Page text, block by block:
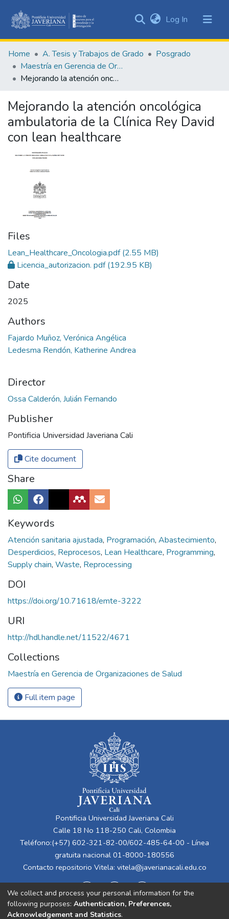
&
Collections
Statistics
Log In (current)
Home A. Tesis y Trabajos de Grado
Posgrado
Maestría en Gerencia de Organizaciones de Salud
Mejorando la atención oncológica ambulatoria de la Clínica Rey David con lean healthcare
Mejorando la atención oncológica
ambulatoria de la Clínica Rey David
con lean healthcare
Files
Lean_Healthcare_Oncologia.pdf(2.55 MB)
Licencia_autorizacion. pdf(192.95 KB)
Date
2025
Authors
Fajardo Muñoz, Verónica Angélica
Ledesma Rendón, Katherine Andrea
Director
Ossa Calderón, Julián Fernando
Publisher
Pontificia Universidad Javeriana Cali
Cite document
Share
Keywords
Atención sanitaria ajustada, Programación, Abastecimiento,
Desperdicios, Reprocesos, Lean Healthcare, Programming,
Supply chain, Waste, Reprocessing
DOI
https://doi.org/10.71618/emte-3222
URI
http://hdl.handle.net/11522/4671
Collections
Maestría en Gerencia de Organizaciones de Salud
Full item page
Pontificia Universidad Javeriana Cali
Calle 18 No 118-250 Cali, Colombia
Teléfono:(+57) 602-321-82-00/602-485-64-00 - Línea
gratuita nacional 01-8000-180556
Contacto repositorio Vitela: vitela@javerianacali.edu.co
We collect and process your personal information for the
following purposes: Authentication, Preferences,
Acknowledgement and Statistics.